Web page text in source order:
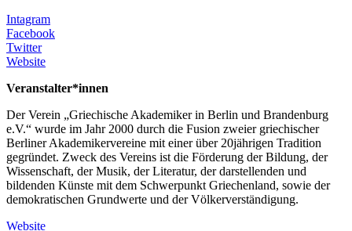
Intagram
Facebook
Twitter
Website
Veranstalter*innen
Der Verein „Griechische Akademiker in Berlin und Brandenburg
e.V.“ wurde im Jahr 2000 durch die Fusion zweier griechischer
Berliner Akademikervereine mit einer über 20jährigen Tradition
gegründet. Zweck des Vereins ist die Förderung der Bildung, der
Wissenschaft, der Musik, der Literatur, der darstellenden und
bildenden Künste mit dem Schwerpunkt Griechenland, sowie der
demokratischen Grundwerte und der Völkerverständigung.
Website